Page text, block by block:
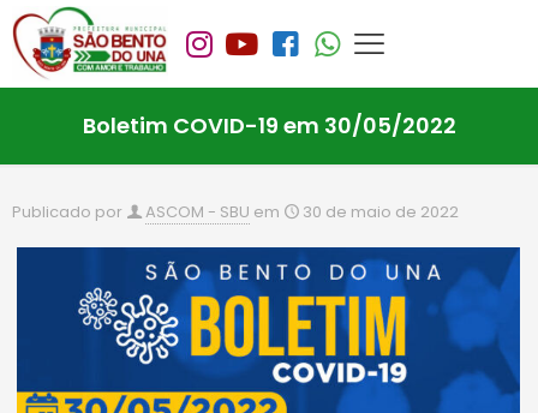
Boletim COVID-19 em 30/05/2022
Publicado por ASCOM - SBU em 30 de maio de 2022